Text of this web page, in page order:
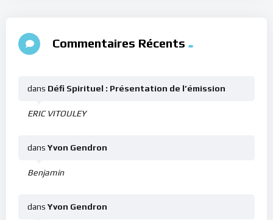
Commentaires Récents
ERIC VITOULEY
dans Défi Spirituel : Présentation de l’émission
Benjamin
dans Yvon Gendron
dans Yvon Gendron